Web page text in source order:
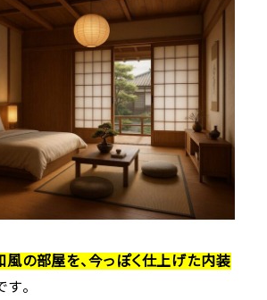
風の部屋を、今っぽく仕上げた内装
す。